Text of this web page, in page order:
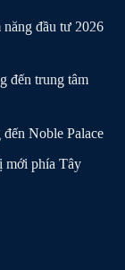
đầu tư 2026
đến trung tâm
Noble Palace
mới phía Tây